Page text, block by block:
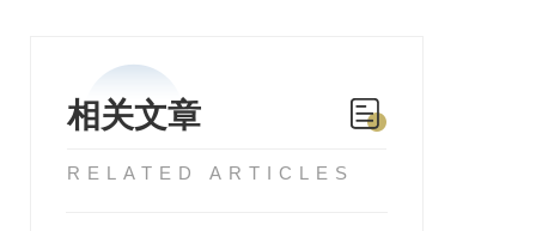
相关文章
RELATED ARTICLES